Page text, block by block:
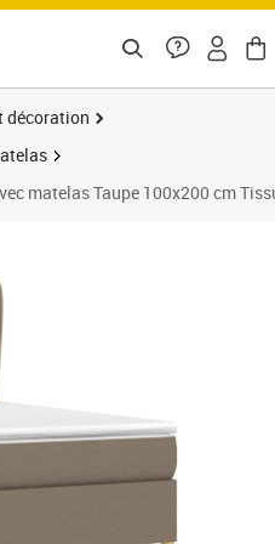
décoration
matelas Taupe 100x200 cm